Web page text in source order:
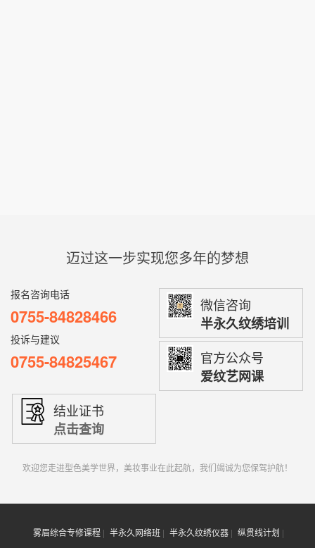
迈过这一步实现您多年的梦想
报名咨询电话
0755-84828466
投诉与建议
0755-84825467
微信咨询
半永久纹绣培训
官方公众号
爱纹艺网课
结业证书
点击查询
欢迎您走进型色美学世界，美妆事业在此起航，我们竭诚为您保驾护航！
雾眉综合专修课程 半永久网络班 半永久纹绣仪器
纵贯线计划